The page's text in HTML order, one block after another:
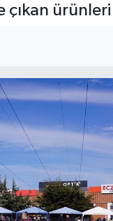
çıkan